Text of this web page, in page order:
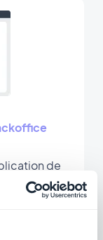
de
depuis votre